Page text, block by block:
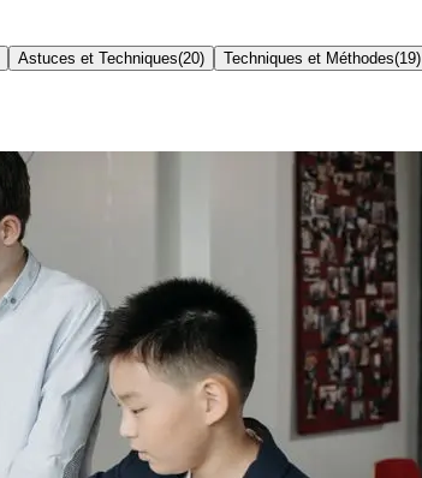
Astuces et Techniques(20) Techniques et Méthodes(19)